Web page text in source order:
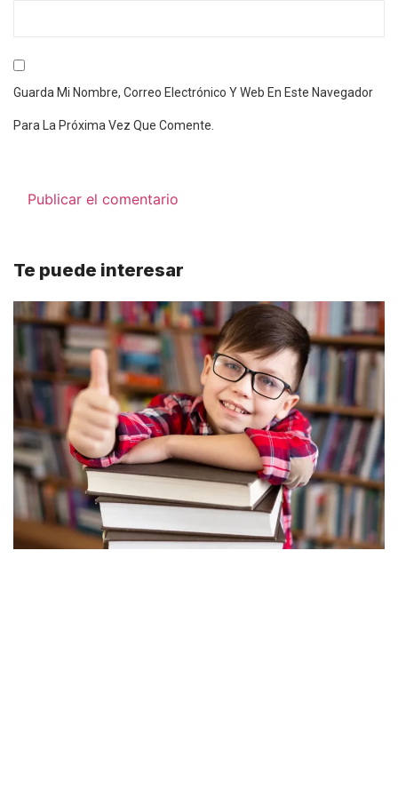
Guarda Mi Nombre, Correo Electrónico Y Web En Este Navegador
Para La Próxima Vez Que Comente.
Te puede interesar